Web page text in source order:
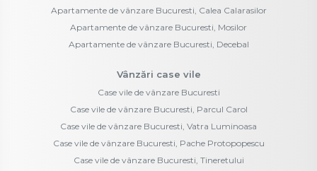
Apartamente de vânzare Bucuresti, Calea Calarasilor
Apartamente de vânzare Bucuresti, Mosilor
Apartamente de vânzare Bucuresti, Decebal
Vânzări case vile
Case vile de vânzare Bucuresti
Case vile de vânzare Bucuresti, Parcul Carol
Case vile de vânzare Bucuresti, Vatra Luminoasa
Case vile de vânzare Bucuresti, Pache Protopopescu
Case vile de vânzare Bucuresti, Tineretului